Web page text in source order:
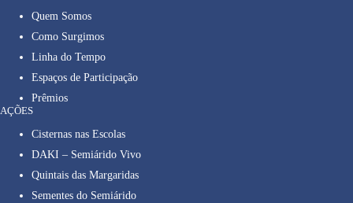
Quem Somos
Como Surgimos
Linha do Tempo
Espaços de Participação
Prêmios
AÇÕES
Cisternas nas Escolas
DAKI – Semiárido Vivo
Quintais das Margaridas
Sementes do Semiárido